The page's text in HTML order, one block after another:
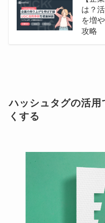
は？
を増
攻略
ハッシュタグの活
くする